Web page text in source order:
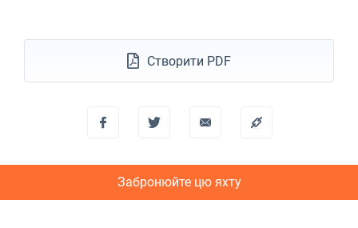
Створити PDF
Забронюйте цю яхту